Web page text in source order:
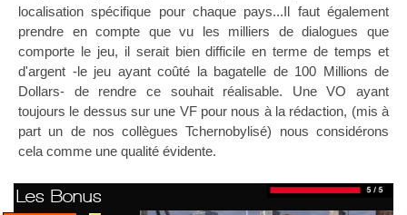
localisation spécifique pour chaque pays...Il faut également
prendre en compte que vu les milliers de dialogues que
comporte le jeu, il serait bien difficile en terme de temps et
d'argent -le jeu ayant coûté la bagatelle de 100 Millions de
Dollars- de rendre ce souhait réalisable. Une VO ayant
toujours le dessus sur une VF pour nous à la rédaction, (mis à
part un de nos collègues Tchernobylisé) nous considérons
cela comme une qualité évidente.
Les Bonus